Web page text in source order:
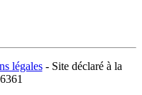
légales- Site déclaré à la